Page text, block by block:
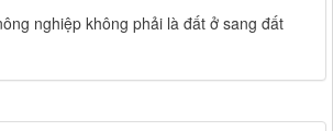
nghiệp không phải là đất ở sang đất